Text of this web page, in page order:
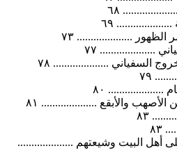
٦٨
٦٩
.................... ٧٣
٧٧
.................... ٧٨
٨٠
والأبقع .................... ٨١
البيت وشيعتهم ....................